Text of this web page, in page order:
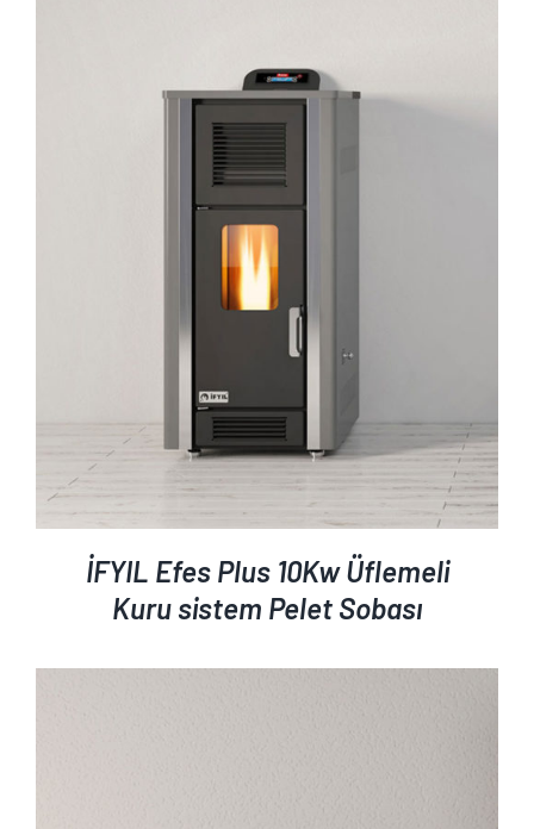
AYRINTILAR
İFYIL Efes Plus 10Kw Üflemeli
Kuru sistem Pelet Sobası